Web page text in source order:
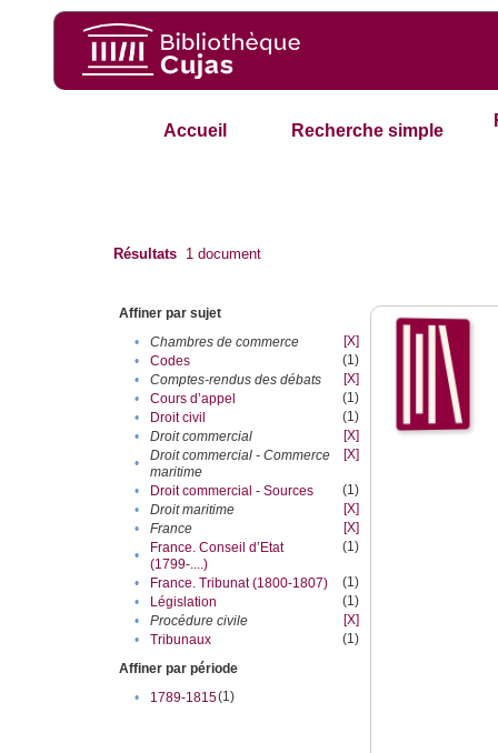
Accueil Recherche simple
Résultats 1 document
Affiner par sujet
•
Chambres de commerce
[X]
•
Codes
(1)
•
Comptes-rendus des débats
[X]
•
Cours d’appel
(1)
•
Droit civil
(1)
•
Droit commercial
[X]
•
Droit commercial - Commerce
maritime
[X]
• Droit commercial - Sources
(1)
•
Droit maritime
[X]
•
France
[X]
•
France. Conseil d’Etat
(1799-....)
(1)
• France. Tribunat (1800-1807)
(1)
•
Législation
(1)
•
Procédure civile
[X]
•
Tribunaux
(1)
Affiner par période
•
1789-1815(1)